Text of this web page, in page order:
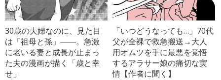
30歳の夫婦なのに、見た目
は「祖母と孫」――。急激
に老いる妻と成長が止まっ
た夫の漫画が描く「歳と幸
せ」
「いつどうなっても…」70代
父が全裸で救急搬送→大人
用オムツを手に最悪を覚悟
するアラサー娘の痛切な実
情【作者に聞く】